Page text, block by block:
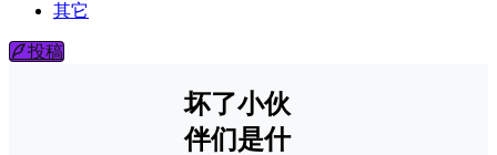
其它
投稿
坏了小伙
伴们是什